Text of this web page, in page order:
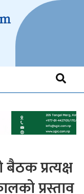
Opinions,
Sports, Youth, Model
बैठक प्रत्यक्ष
प्रस्ताव